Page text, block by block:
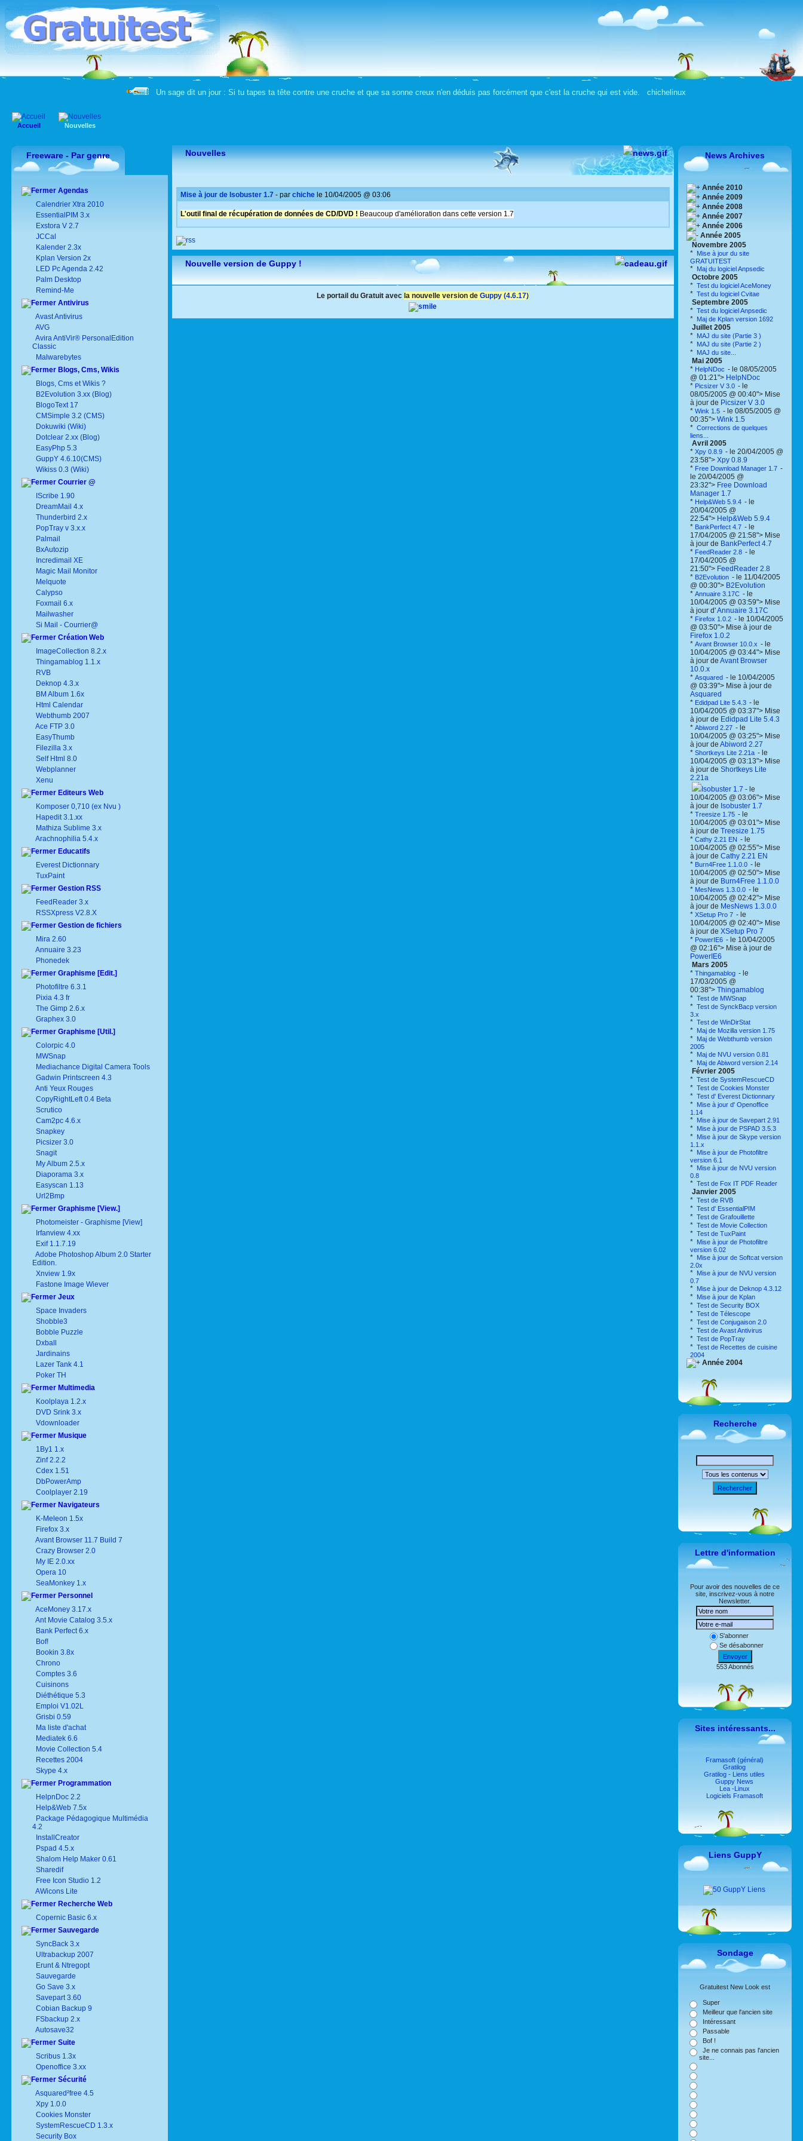
Un sage dit un jour : Si tu tapes ta tête contre une cruche et que sa sonne creux n'en déduis pas forcément que c'est la cruche qui est vide. chichelinux
Accueil Nouvelles
Freeware - Par genre
Agendas
Calendrier Xtra 2010
EssentialPIM 3.x
Exstora V 2.7
JCCal
Kalender 2.3x
Kplan Version 2x
LED Pc Agenda 2.42
Palm Desktop
Remind-Me
Antivirus
Avast Antivirus
AVG
Avira AntiVir® PersonalEdition
Classic
Malwarebytes
Blogs, Cms, Wikis
Blogs, Cms et Wikis ?
B2Evolution 3.xx (Blog)
BlogoText 17
CMSimple 3.2 (CMS)
Dokuwiki (Wiki)
Dotclear 2.xx (Blog)
EasyPhp 5.3
GuppY 4.6.10(CMS)
Wikiss 0.3 (Wiki)
Courrier @
IScribe 1.90
DreamMail 4.x
Thunderbird 2.x
PopTray v 3.x.x
Palmail
BxAutozip
Incredimail XE
Magic Mail Monitor
Melquote
Calypso
Foxmail 6.x
Mailwasher
Si Mail - Courrier@
Création Web
ImageCollection 8.2.x
Thingamablog 1.1.x
RVB
Deknop 4.3.x
BM Album 1.6x
Html Calendar
Webthumb 2007
Ace FTP 3.0
EasyThumb
Filezilla 3.x
Self Html 8.0
Webplanner
Xenu
Editeurs Web
Komposer 0,710 (ex Nvu )
Hapedit 3.1.xx
Mathiza Sublime 3.x
Arachnophilia 5.4.x
Educatifs
Everest Dictionnary
TuxPaint
Gestion RSS
FeedReader 3.x
RSSXpress V2.8.X
Gestion de fichiers
Mira 2.60
Annuaire 3.23
Phonedek
Graphisme [Edit.]
Photofiltre 6.3.1
Pixia 4.3 fr
The Gimp 2.6.x
Graphex 3.0
Graphisme [Util.]
Colorpic 4.0
MWSnap
Mediachance Digital Camera Tools
Gadwin Printscreen 4.3
Anti Yeux Rouges
CopyRightLeft 0.4 Beta
Scrutico
Cam2pc 4.6.x
Snapkey
Picsizer 3.0
Snagit
My Album 2.5.x
Diaporama 3.x
Easyscan 1.13
Url2Bmp
Graphisme [View.]
Photomeister - Graphisme [View]
Irfanview 4.xx
Exif 1.1.7.19
Adobe Photoshop Album 2.0 Starter
Edition.
Xnview 1.9x
Fastone Image Wiever
Jeux
Space Invaders
Shobble3
Bobble Puzzle
Dxball
Jardinains
Lazer Tank 4.1
Poker TH
Multimedia
Koolplaya 1.2.x
DVD Srink 3.x
Vdownloader
Musique
1By1 1.x
Zinf 2.2.2
Cdex 1.51
DbPowerAmp
Coolplayer 2.19
Navigateurs
K-Meleon 1.5x
Firefox 3.x
Avant Browser 11.7 Build 7
Crazy Browser 2.0
My IE 2.0.xx
Opera 10
SeaMonkey 1.x
Personnel
AceMoney 3.17.x
Ant Movie Catalog 3.5.x
Bank Perfect 6.x
Bof!
Bookin 3.8x
Chrono
Comptes 3.6
Cuisinons
Diéthétique 5.3
Emploi V1.02L
Grisbi 0.59
Ma liste d'achat
Mediatek 6.6
Movie Collection 5.4
Recettes 2004
Skype 4.x
Programmation
HelpnDoc 2.2
Help&Web 7.5x
Package Pédagogique Multimédia
4.2
InstallCreator
Pspad 4.5.x
Shalom Help Maker 0.61
Sharedif
Free Icon Studio 1.2
AWicons Lite
Recherche Web
Copernic Basic 6.x
Sauvegarde
SyncBack 3.x
Ultrabackup 2007
Erunt & Ntregopt
Sauvegarde
Go Save 3.x
Savepart 3.60
Cobian Backup 9
FSbackup 2.x
Autosave32
Suite
Scribus 1.3x
Openoffice 3.xx
Sécurité
Asquared²free 4.5
Xpy 1.0.0
Cookies Monster
SystemRescueCD 1.3.x
Security Box
Nouvelles
Mise à jour de Isobuster 1.7 - par chiche le 10/04/2005 @ 03:06
L'outil final de récupération de données de CD/DVD ! Beaucoup d'amélioration dans cette version 1.7
Nouvelle version de Guppy !
Le portail du Gratuit avec la nouvelle version de Guppy (4.6.17)
News Archives
Année 2010
Année 2009
Année 2008
Année 2007
Année 2006
Année 2005
Novembre 2005
* Mise à jour du site
GRATUITEST
* Maj du logiciel Anpsedic
Octobre 2005
* Test du logiciel AceMoney
* Test du logiciel Cvitae
Septembre 2005
* Test du logiciel Anpsedic
* Maj de Kplan version 1692
Juillet 2005
* MAJ du site (Partie 3 )
* MAJ du site (Partie 2 )
* MAJ du site...
Mai 2005
* HelpNDoc - le 08/05/2005
@ 01:21"> HelpNDoc
* Picsizer V 3.0 - le
08/05/2005 @ 00:40"> Mise
à jour de Picsizer V 3.0
* Wink 1.5 - le 08/05/2005 @
00:35"> Wink 1.5
* Corrections de quelques
liens...
Avril 2005
* Xpy 0.8.9 - le 20/04/2005 @
23:58"> Xpy 0.8.9
* Free Download Manager 1.7 -
le 20/04/2005 @
23:32"> Free Download
Manager 1.7
* Help&Web 5.9.4 - le
20/04/2005 @
22:54"> Help&Web 5.9.4
* BankPerfect 4.7 - le
17/04/2005 @ 21:58"> Mise
à jour de BankPerfect 4.7
* FeedReader 2.8 - le
17/04/2005 @
21:50"> FeedReader 2.8
* B2Evolution - le 11/04/2005
@ 00:30"> B2Evolution
* Annuaire 3.17C - le
10/04/2005 @ 03:59"> Mise
à jour d'Annuaire 3.17C
* Firefox 1.0.2 - le 10/04/2005
@ 03:50"> Mise à jour de
Firefox 1.0.2
* Avant Browser 10.0.x - le
10/04/2005 @ 03:44"> Mise
à jour de Avant Browser
10.0.x
* Asquared - le 10/04/2005
@ 03:39"> Mise à jour de
Asquared
* Edidpad Lite 5.4.3 - le
10/04/2005 @ 03:37"> Mise
à jour de Edidpad Lite 5.4.3
* Abiword 2.27 - le
10/04/2005 @ 03:25"> Mise
à jour de Abiword 2.27
* Shortkeys Lite 2.21a - le
10/04/2005 @ 03:13"> Mise
à jour de Shortkeys Lite
2.21a
Isobuster 1.7 - le
10/04/2005 @ 03:06"> Mise
à jour de Isobuster 1.7
* Treesize 1.75 - le
10/04/2005 @ 03:01"> Mise
à jour de Treesize 1.75
* Cathy 2.21 EN - le
10/04/2005 @ 02:55"> Mise
à jour de Cathy 2.21 EN
* Burn4Free 1.1.0.0 - le
10/04/2005 @ 02:50"> Mise
à jour de Burn4Free 1.1.0.0
* MesNews 1.3.0.0 - le
10/04/2005 @ 02:42"> Mise
à jour de MesNews 1.3.0.0
* XSetup Pro 7 - le
10/04/2005 @ 02:40"> Mise
à jour de XSetup Pro 7
* PowerIE6 - le 10/04/2005
@ 02:16"> Mise à jour de
PowerIE6
Mars 2005
* Thingamablog - le
17/03/2005 @
00:38"> Thingamablog
* Test de MWSnap
* Test de SynckBacp version
3.x
* Test de WinDirStat
* Maj de Mozilla version 1.75
* Maj de Webthumb version
2005
* Maj de NVU version 0.81
* Maj de Abiword version 2.14
Février 2005
* Test de SystemRescueCD
* Test de Cookies Monster
* Test d' Everest Dictionnary
* Mise à jour d' Openoffice
1.14
* Mise à jour de Savepart 2.91
* Mise à jour de PSPAD 3.5.3
* Mise à jour de Skype version
1.1.x
* Mise à jour de Photofiltre
version 6.1
* Mise à jour de NVU version
0.8
* Test de Fox IT PDF Reader
Janvier 2005
* Test de RVB
* Test d' EssentialPIM
* Test de Grafouillette
* Test de Movie Collection
* Test de TuxPaint
* Mise à jour de Photofiltre
version 6.02
* Mise à jour de Softcat version
2.0x
* Mise à jour de NVU version
0.7
* Mise à jour de Deknop 4.3.12
* Mise à jour de Kplan
* Test de Security BOX
* Test de Télescope
* Test de Conjugaison 2.0
* Test de Avast Antivirus
* Test de PopTray
* Test de Recettes de cuisine
2004
Année 2004
Recherche
Rechercher
Lettre d'information
Pour avoir des nouvelles de ce
site, inscrivez-vous à notre
Newsletter.
S'abonner
Se désabonner
Envoyer
553 Abonnés
Sites intéressants...
Framasoft (général)
Gratilog
Gratilog - Liens utiles
Guppy News
Lea -Linux
Logiciels Framasoft
Liens GuppY
Sondage
Gratuitest New Look est
Super
Meilleur que l'ancien site
Intéressant
Passable
Bof !
Je ne connais pas l'ancien
site...